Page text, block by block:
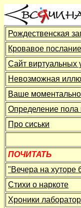
Рождественская
Кровавое послание
Сайт виртуальных
Невозможная
Ваше
Определение
Про сиськи
ПОЧИТАТЬ
"Вечера на хуторе
Стихи о наркоте
Хроники